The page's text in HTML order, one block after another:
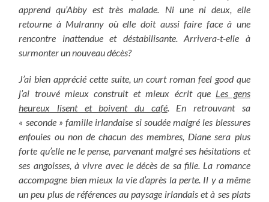
apprend qu’Abby est très malade. Ni une ni deux, elle
retourne à Mulranny où elle doit aussi faire face à une
rencontre inattendue et déstabilisante. Arrivera-t-elle à
surmonter un nouveau décès?
J’ai bien apprécié cette suite, un court roman feel good que
j’ai trouvé mieux construit et mieux écrit que Les gens
heureux lisent et boivent du café. En retrouvant sa
« seconde » famille irlandaise si soudée malgré les blessures
enfouies ou non de chacun des membres, Diane sera plus
forte qu’elle ne le pense, parvenant malgré ses hésitations et
ses angoisses, à vivre avec le décès de sa fille. La romance
accompagne bien mieux la vie d’après la perte. Il y a même
un peu plus de références au paysage irlandais et à ses plats